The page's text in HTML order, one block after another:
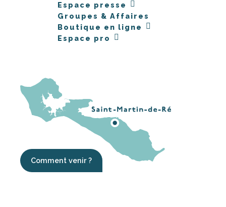
Espace presse
Groupes & Affaires
Boutique en ligne
Espace pro
Comment venir ?